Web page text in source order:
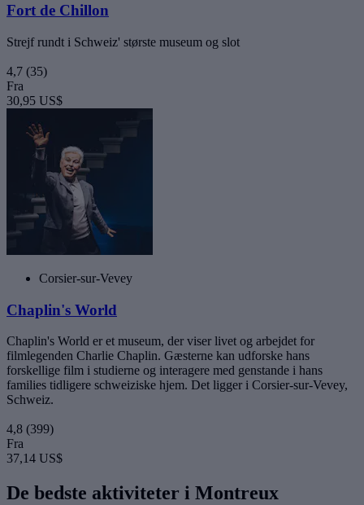
Fort de Chillon
Strejf rundt i Schweiz' største museum og slot
4,7 (35)
Fra
30,95 US$
Corsier-sur-Vevey
Chaplin's World
Chaplin's World er et museum, der viser livet og arbejdet for
filmlegenden Charlie Chaplin. Gæsterne kan udforske hans
forskellige film i studierne og interagere med genstande i hans
families tidligere schweiziske hjem. Det ligger i Corsier-sur-Vevey,
Schweiz.
4,8 (399)
Fra
37,14 US$
De bedste aktiviteter i Montreux